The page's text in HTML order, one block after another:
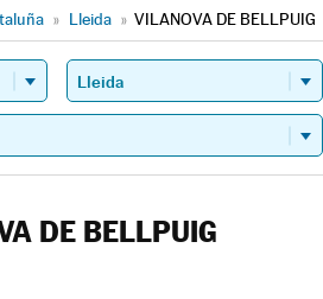
» Lleida » VILANOVA DE BELLPUIG
DE BELLPUIG